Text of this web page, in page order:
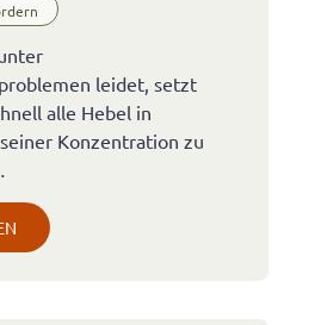
leidet, setzt
alle Hebel in
Konzentration zu